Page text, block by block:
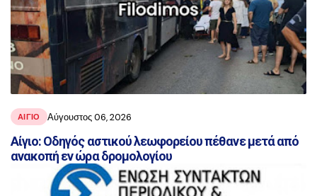
ΑΙΓΙΟ Αύγουστος 06, 2026
Αίγιο: Οδηγός αστικού λεωφορείου πέθανε μετά από
ανακοπή εν ώρα δρομολογίου